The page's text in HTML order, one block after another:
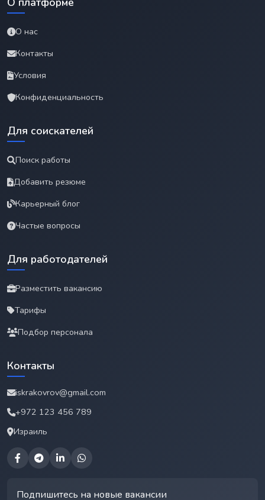
О нас
Контакты
Условия
Конфиденциальность
Для соискателей
Поиск работы
Добавить резюме
Карьерный блог
Частые вопросы
Для работодателей
Разместить вакансию
Тарифы
Подбор персонала
Контакты
iskrakovrov@gmail.com
+972 123 456 789
Израиль
Подпишитесь на новые вакансии